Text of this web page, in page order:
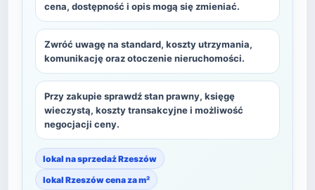
cena, dostępność i opis mogą się zmieniać.
Zwróć uwagę na standard, koszty utrzymania,
komunikację oraz otoczenie nieruchomości.
Przy zakupie sprawdź stan prawny, księgę
wieczystą, koszty transakcyjne i możliwość
negocjacji ceny.
lokal na sprzedaż Rzeszów
lokal Rzeszów cena za m²